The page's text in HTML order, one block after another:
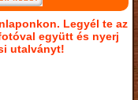
Legyél te az
együtt és nyerj
utalványt!